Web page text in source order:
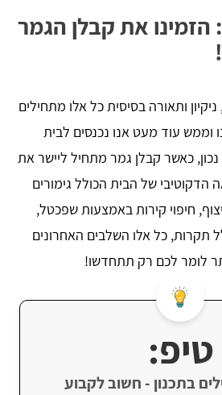
את קבלן הגמר
ותאורה בסיסית כל אלו מתחילים
וממש עוד מעט אנו נכנסים לבית
כאשר קבלן גמר מתחיל ליישר את
הדקוטיבי של הבית הכולל גימורים
חיפוי קירות באמצעות שפכטל,
תקרות, כל אלו השלבים האחרונים
לומר לכם רק תתחדשו!
טיפ:
בתכנון - חשוב לקבוע